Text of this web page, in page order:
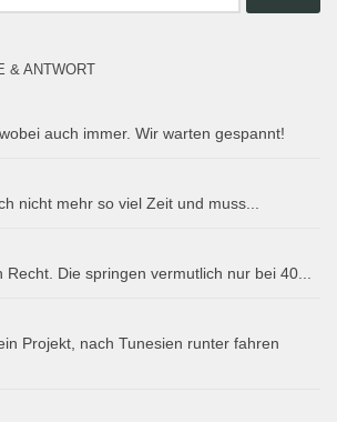
& ANTWORT
auch immer. Wir warten gespannt!
nicht mehr so viel Zeit und muss...
Die springen vermutlich nur bei 40...
Projekt, nach Tunesien runter fahren